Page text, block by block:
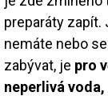
preparáty
nemáte nebo
zabývat, je pro
neperlivá